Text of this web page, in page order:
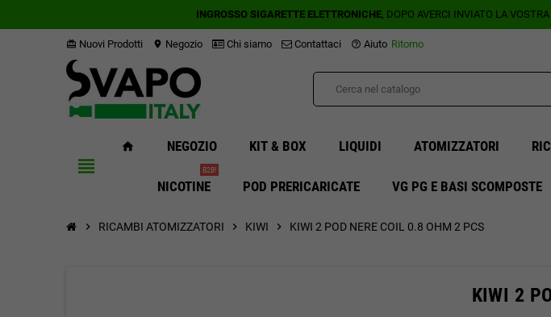
INGROSSO SIGARETTE ELETTRONICHE, DOPO AVERCI INVIATO LA
card_giftcard Nuovi Prodotti location_on Negozio Chi siamo Contattaci help_outline Aiuto Ritorno
view_headline
home NEGOZIO KIT & BOX LIQUIDI ATOMIZZATORI
NICOTINE
B2B!
POD PRERICARICATE VG PG E BASI SCOMPOSTE
chevron_right RICAMBI ATOMIZZATORI chevron_right KIWI chevron_right KIWI 2 POD NERE COIL 0.8 OHM 2 PCS
KIWI 2